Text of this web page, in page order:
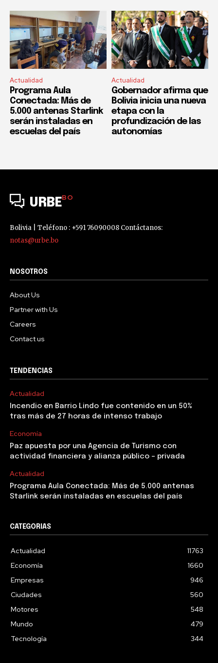
Actualidad
Programa Aula
Conectada: Más de
5.000 antenas Starlink
serán instaladas en
escuelas del país
Actualidad
Gobernador afirma que
Bolivia inicia una nueva
etapa con la
profundización de las
autonomías
URBEBO
Bolivia | Teléfono : +591 76090008 Contáctanos:
notas@urbe.bo
NOSOTROS
About Us
Partner with Us
Careers
Contact us
TENDENCIAS
Actualidad
Incendio en Barrio Lindo fue contenido en un 50%
tras más de 27 horas de intenso trabajo
Economía
Paz apuesta por una Agencia de Turismo con
actividad financiera y alianza público – privada
Actualidad
Programa Aula Conectada: Más de 5.000 antenas
Starlink serán instaladas en escuelas del país
CATEGORIAS
Actualidad
11763
Economía
1660
Empresas
946
Ciudades
560
Motores
548
Mundo
479
Tecnología
344